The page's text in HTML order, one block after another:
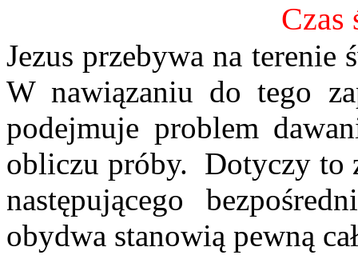
Czas
Jezus przebywa na
W nawiązaniu do tego
podejmuje problem
obliczu próby. Dotyczy to
następującego
obydwa stanowią pewną